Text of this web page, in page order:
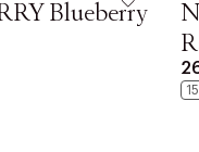
Blueberry